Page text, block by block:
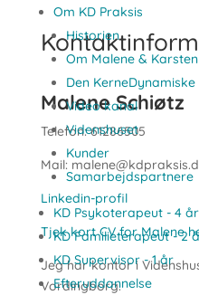
Om KD Praksis
Historien
Om Malene &
Den KerneDynamiske
Video kanal
Videnshuset
Kunder
Samarbejdspartnere
KD Psykoterapeut - 4 år
KD Familieterapeut - 2
KD Supervisor - 1 år
Efteruddannelse
Malene Schiøtz
Telefon: 61286505
Mail:
Linkedin-profil
Tjek kort CV for Malene
Jeg har kontor i
Vordingborg.